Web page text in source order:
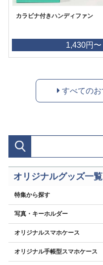
カラビナ付きハンディファン
1,430円〜
すべての
オリジナルグッズ一覧
特集から探す
写真・キーホルダー
オリジナルスマホケース
オリジナル手帳型スマホケース